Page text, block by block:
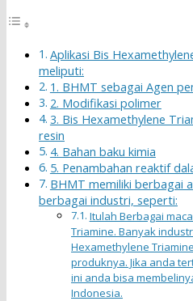
Aplikasi Bis
meliputi:
1. BHMT sebagai Agen
2. Modifikasi polimer
3. Bis Hexamethylene
resin
4. Bahan baku kimia
5. Penambahan reaktif
BHMT memiliki berbagai
berbagai industri, seperti:
Itulah Berbagai
Triamine. Banyak
Hexamethylene
produknya. Jika anda
ini anda bisa
Indonesia.